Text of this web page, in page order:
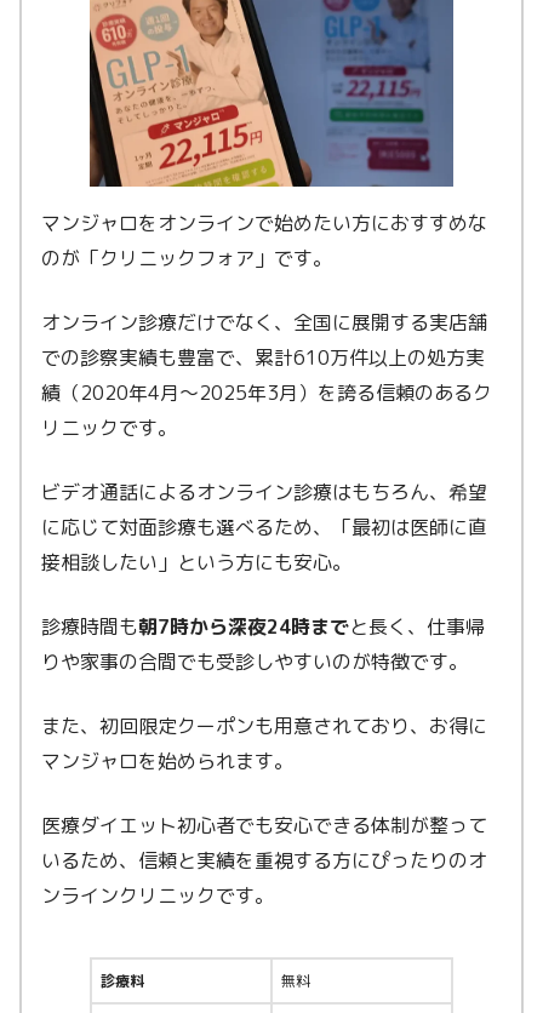
マンジャロをオンラインで始めたい方におすすめな
のが「クリニックフォア」です。
オンライン診療だけでなく、全国に展開する実店舗
での診察実績も豊富で、累計610万件以上の処方実
績（2020年4月〜2025年3月）を誇る信頼のあるク
リニックです。
ビデオ通話によるオンライン診療はもちろん、希望
に応じて対面診療も選べるため、「最初は医師に直
接相談したい」という方にも安心。
診療時間も朝7時から深夜24時までと長く、仕事帰
りや家事の合間でも受診しやすいのが特徴です。
また、初回限定クーポンも用意されており、お得に
マンジャロを始められます。
医療ダイエット初心者でも安心できる体制が整って
いるため、信頼と実績を重視する方にぴったりのオ
ンラインクリニックです。
診療料 無料